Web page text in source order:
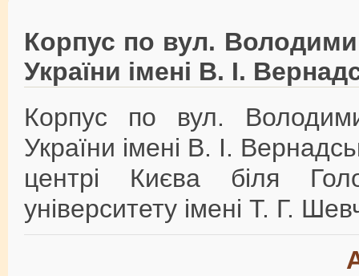
Корпус по вул.
України імені В. І.
Корпус по вул.
України імені В. І.
центрі Києва біля
університету імені Т. Г.